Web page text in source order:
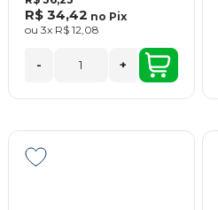
R$ 34,42 no Pix
ou 3x R$ 12,08
- +